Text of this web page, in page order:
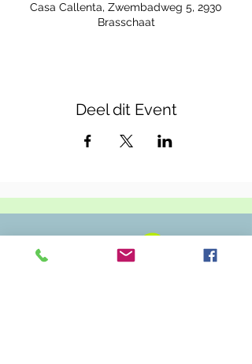
Casa Callenta, Zwembadweg 5, 2930
Brasschaat
Deel dit Event